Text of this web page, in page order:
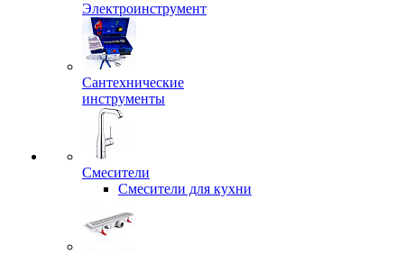
Электроинструмент
Сантехнические
инструменты
Смесители
Смесители для кухни